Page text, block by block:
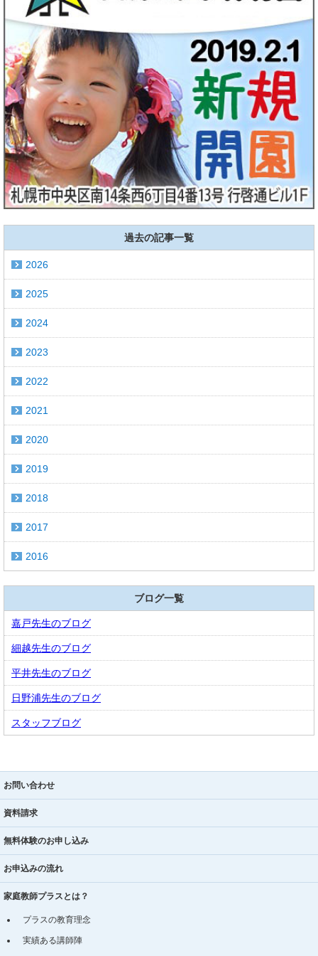
過去の記事一覧
2026
2025
2024
2023
2022
2021
2020
2019
2018
2017
2016
ブログ一覧
嘉戸先生のブログ
細越先生のブログ
平井先生のブログ
日野浦先生のブログ
スタッフブログ
お問い合わせ
資料請求
無料体験のお申し込み
お申込みの流れ
家庭教師プラスとは？
プラスの教育理念
実績ある講師陣